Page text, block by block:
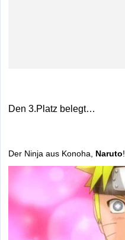
Den 3.Platz belegt…
Der Ninja aus Konoha, Naruto!